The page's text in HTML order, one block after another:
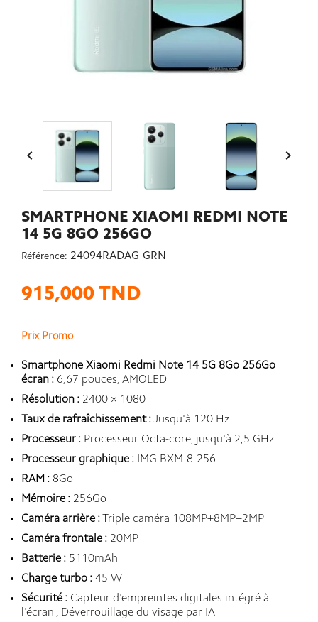
 
SMARTPHONE XIAOMI REDMI NOTE
14 5G 8GO 256GO
Référence: 24094RADAG-GRN
915,000 TND
Prix Promo
Smartphone Xiaomi Redmi Note 14 5G 8Go 256Go
écran : 6,67 pouces, AMOLED
Résolution : 2400 × 1080
Taux de rafraîchissement :Jusqu'à 120 Hz
Processeur : Processeur Octa-core, jusqu'à 2,5 GHz
Processeur graphique : IMG BXM-8-256
RAM : 8Go
Mémoire : 256Go
Caméra arrière : Triple caméra 108MP+8MP+2MP
Caméra frontale : 20MP
Batterie : 5110mAh
Charge turbo : 45 W
Sécurité : Capteur d'empreintes digitales intégré à
l'écran , Déverrouillage du visage par IA